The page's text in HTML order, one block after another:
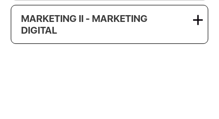
MARKETING II - MARKETING
DIGITAL